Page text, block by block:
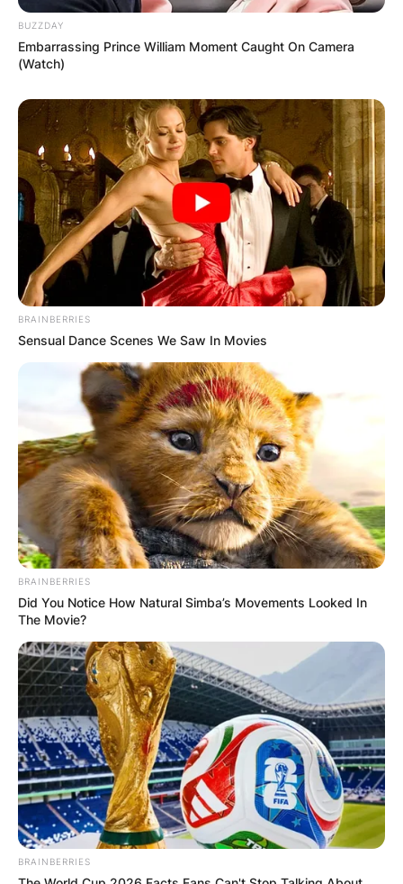
(ФОТО) Висок свет крст поставен
во Студена Бара: Нов симбол на
верата и надежта
Повеќе
КОНТАКТИРАЈ СО НАС:
info@gladiator.mk
ГЛАДИАТОР
За нас
Политика на приватност
ПАРТНЕРИ:
BUZZDAY
Embarrassing Prince William Moment Caught On Camera
(Watch)
BRAINBERRIES
Sensual Dance Scenes We Saw In Movies
BRAINBERRIES
Did You Notice How Natural Simba’s Movements Looked In
The Movie?
BRAINBERRIES